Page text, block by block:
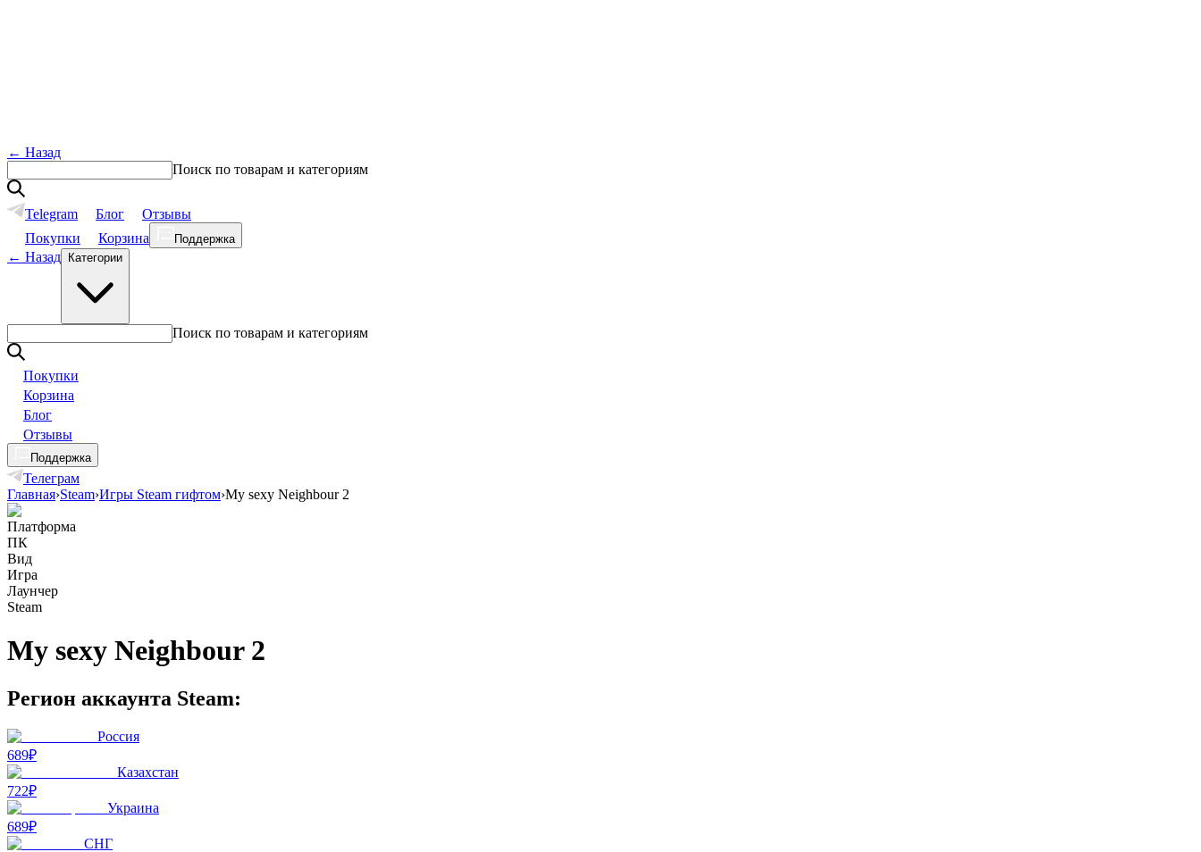
← Назад
Поиск по товарам и категориям
Telegram Блог
Отзывы
Покупки
Корзина Поддержка
← Назад Категории
Поиск по товарам и категориям
Покупки
Корзина
Блог
Отзывы
Поддержка
Телеграм
Главная›Steam›Игры Steam гифтом›My sexy Neighbour 2
Платформа
ПК
Вид
Игра
Лаунчер
Steam
My sexy Neighbour 2
Регион аккаунта Steam:
Россия
689₽
Казахстан
722₽
Украина
689₽
СНГ